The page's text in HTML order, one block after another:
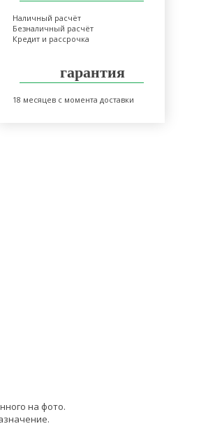
Наличный расчёт
Безналичный расчёт
Кредит и рассрочка
гарантия
18 месяцев с момента доставки
на фото.